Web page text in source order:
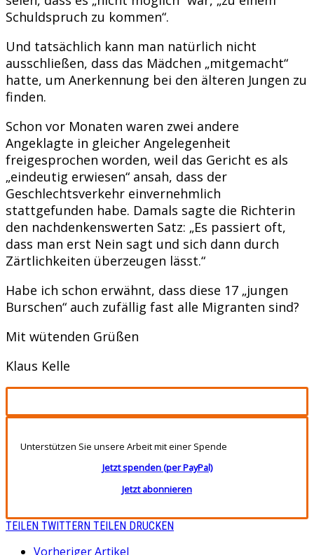
Schuldspruch zu kommen“.
Und tatsächlich kann man natürlich nicht
ausschließen, dass das Mädchen „mitgemacht“
hatte, um Anerkennung bei den älteren Jungen zu
finden.
Schon vor Monaten waren zwei andere
Angeklagte in gleicher Angelegenheit
freigesprochen worden, weil das Gericht es als
„eindeutig erwiesen“ ansah, dass der
Geschlechtsverkehr einvernehmlich
stattgefunden habe. Damals sagte die Richterin
den nachdenkenswerten Satz: „Es passiert oft,
dass man erst Nein sagt und sich dann durch
Zärtlichkeiten überzeugen lässt.“
Habe ich schon erwähnt, dass diese 17 „jungen
Burschen“ auch zufällig fast alle Migranten sind?
Mit wütenden Grüßen
Klaus Kelle
Unterstützen Sie unsere Arbeit mit einer Spende
Jetzt spenden (per PayPal)
Jetzt abonnieren
TEILEN TWITTERN TEILEN DRUCKEN
Vorheriger Artikel